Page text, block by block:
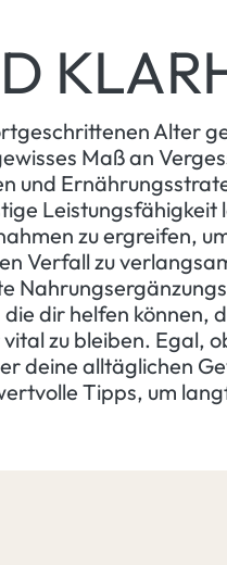
Alter
Maß an
und
Leistungsfähigkeit
zu ergreifen,
Verfall zu
dir helfen können,
zu bleiben. Egal,
deine alltäglichen
Tipps, um